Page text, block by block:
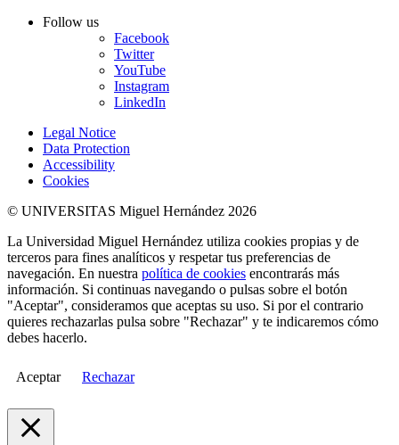
Follow us
Facebook
Twitter
YouTube
Instagram
LinkedIn
Legal Notice
Data Protection
Accessibility
Cookies
© UNIVERSITAS Miguel Hernández 2026
La Universidad Miguel Hernández utiliza cookies propias y de
terceros para fines analíticos y respetar tus preferencias de
navegación. En nuestra política de cookies encontrarás más
información. Si continuas navegando o pulsas sobre el botón
"Aceptar", consideramos que aceptas su uso. Si por el contrario
quieres rechazarlas pulsa sobre "Rechazar" y te indicaremos cómo
debes hacerlo.
Aceptar Rechazar